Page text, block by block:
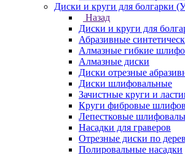
Диски и круги для болгарки
Назад
Диски и круги для
Абразивные
Алмазные гибкие
Алмазные диски
Диски отрезные
Диски шлифовальные
Зачистные круги и
Круги фибровые
Лепестковые
Насадки для граверов
Отрезные диски по
Полировальные насадки